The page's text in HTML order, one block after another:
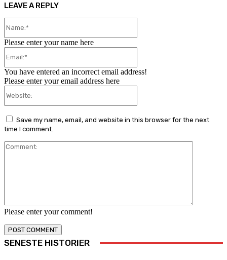
LEAVE A REPLY
Please enter your comment!
Please enter your name here
You have entered an incorrect email address!
Please enter your email address here
Save my name, email, and website in this browser for the next
time I comment.
SENESTE HISTORIER